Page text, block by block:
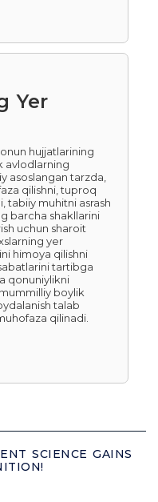
Yer
hujjatlarining
avlodlarning
asoslangan tarzda,
qilishni, tuproq
tabiiy muhitni asrash
barcha shakllarini
uchun sharoit
yer
himoya qilishni
tartibga
qonuniylikni
boylik
talab
qilinadi.
SCIENCE GAINS